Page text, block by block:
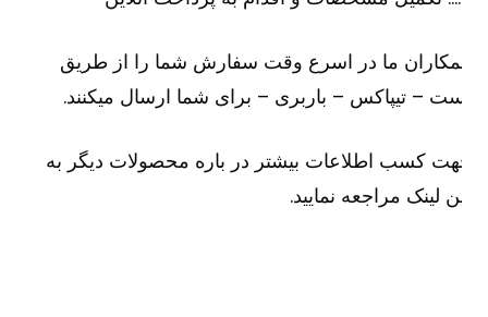
ما در اسرع وقت سفارش شما را از طریق
– تیپاکس – باربری – برای شما ارسال میکنند.
کسب اطلاعات بیشتر در باره محصولات دیگر به
لینک مراجعه نمایید.